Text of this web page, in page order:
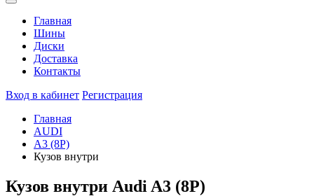
Главная
Шины
Диски
Доставка
Контакты
Вход в кабинет Регистрация
Главная
AUDI
A3 (8P)
Кузов внутри
Кузов внутри Audi A3 (8P)